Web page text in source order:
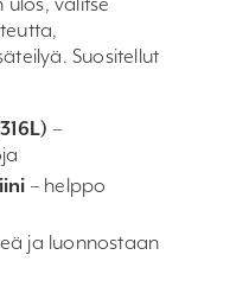
Suositellut
–
– helppo
ja luonnostaan